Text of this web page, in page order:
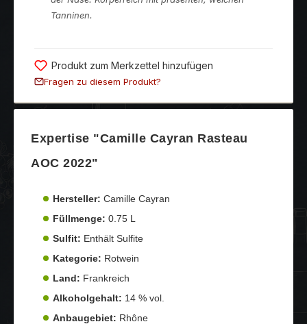
Tanninen.
Produkt zum Merkzettel hinzufügen
Fragen zu diesem Produkt?
Expertise "Camille Cayran Rasteau
AOC 2022"
Hersteller: Camille Cayran
Füllmenge: 0.75 L
Sulfit: Enthält Sulfite
Kategorie: Rotwein
Land: Frankreich
Alkoholgehalt: 14 % vol.
Anbaugebiet: Rhône